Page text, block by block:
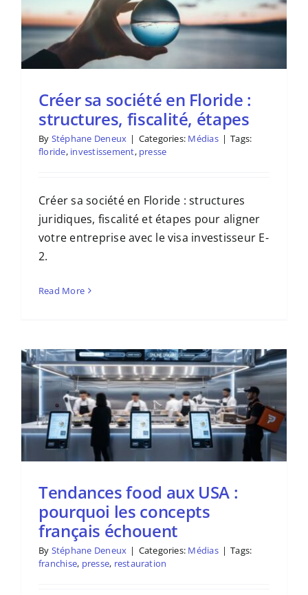
Créer sa société en Floride :
structures, fiscalité, étapes
By Stéphane Deneux | Categories: Médias | Tags:
floride, investissement, presse
Créer sa société en Floride : structures
juridiques, fiscalité et étapes pour aligner
votre entreprise avec le visa investisseur E-
2.
Read More
Tendances food aux USA :
pourquoi les concepts
français échouent
By Stéphane Deneux | Categories: Médias | Tags:
franchise, presse, restauration